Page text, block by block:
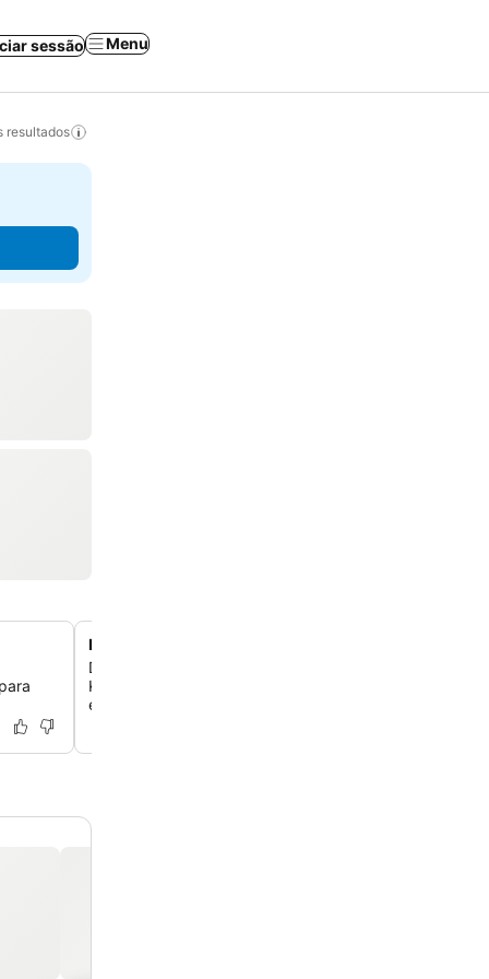
sessão Menu
resultados
Refúgio moderno em Babin Kuk
Desfrute de uma estadia contemporânea no tranquilo
Kuk, que oferece uma paisagem plana ideal para
e para dirigir sem estresse.